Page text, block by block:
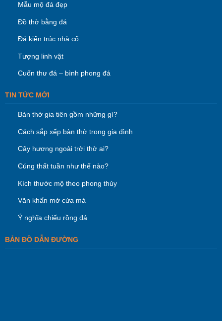
Mẫu mộ đá đẹp
Đồ thờ bằng đá
Đá kiến trúc nhà cổ
Tượng linh vật
Cuốn thư đá – bình phong đá
TIN TỨC MỚI
Bàn thờ gia tiên gồm những gì?
Cách sắp xếp bàn thờ trong gia đình
Cây hương ngoài trời thờ ai?
Cúng thất tuần như thế nào?
Kích thước mộ theo phong thủy
Văn khấn mở cửa mả
Ý nghĩa chiếu rồng đá
BẢN ĐỒ DẪN ĐƯỜNG